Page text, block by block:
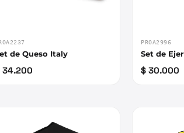
de Queso Italy
34.200
PROA2996
Set de
$ 30.000